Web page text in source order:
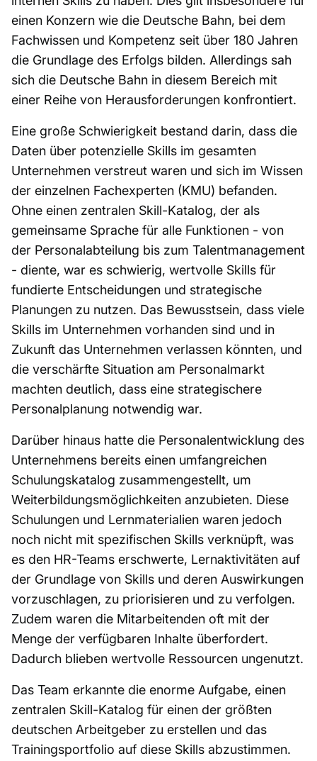
einen Konzern wie die Deutsche Bahn, bei dem
Fachwissen und Kompetenz seit über 180 Jahren
die Grundlage des Erfolgs bilden. Allerdings sah
sich die Deutsche Bahn in diesem Bereich mit
einer Reihe von Herausforderungen konfrontiert.
Eine große Schwierigkeit bestand darin, dass die
Daten über potenzielle Skills im gesamten
Unternehmen verstreut waren und sich im Wissen
der einzelnen Fachexperten (KMU) befanden.
Ohne einen zentralen Skill-Katalog, der als
gemeinsame Sprache für alle Funktionen - von
der Personalabteilung bis zum Talentmanagement
- diente, war es schwierig, wertvolle Skills für
fundierte Entscheidungen und strategische
Planungen zu nutzen. Das Bewusstsein, dass viele
Skills im Unternehmen vorhanden sind und in
Zukunft das Unternehmen verlassen könnten, und
die verschärfte Situation am Personalmarkt
machten deutlich, dass eine strategischere
Personalplanung notwendig war.
Darüber hinaus hatte die Personalentwicklung des
Unternehmens bereits einen umfangreichen
Schulungskatalog zusammengestellt, um
Weiterbildungsmöglichkeiten anzubieten. Diese
Schulungen und Lernmaterialien waren jedoch
noch nicht mit spezifischen Skills verknüpft, was
es den HR-Teams erschwerte, Lernaktivitäten auf
der Grundlage von Skills und deren Auswirkungen
vorzuschlagen, zu priorisieren und zu verfolgen.
Zudem waren die Mitarbeitenden oft mit der
Menge der verfügbaren Inhalte überfordert.
Dadurch blieben wertvolle Ressourcen ungenutzt.
Das Team erkannte die enorme Aufgabe, einen
zentralen Skill-Katalog für einen der größten
deutschen Arbeitgeber zu erstellen und das
Trainingsportfolio auf diese Skills abzustimmen.